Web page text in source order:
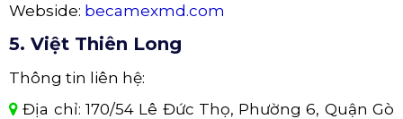
Webside: becamexmd.com
5. Việt Thiên Long
Thông tin liên hệ:
Địa chỉ: 170/54 Lê Đức Thọ, Phường 6, Quận Gò